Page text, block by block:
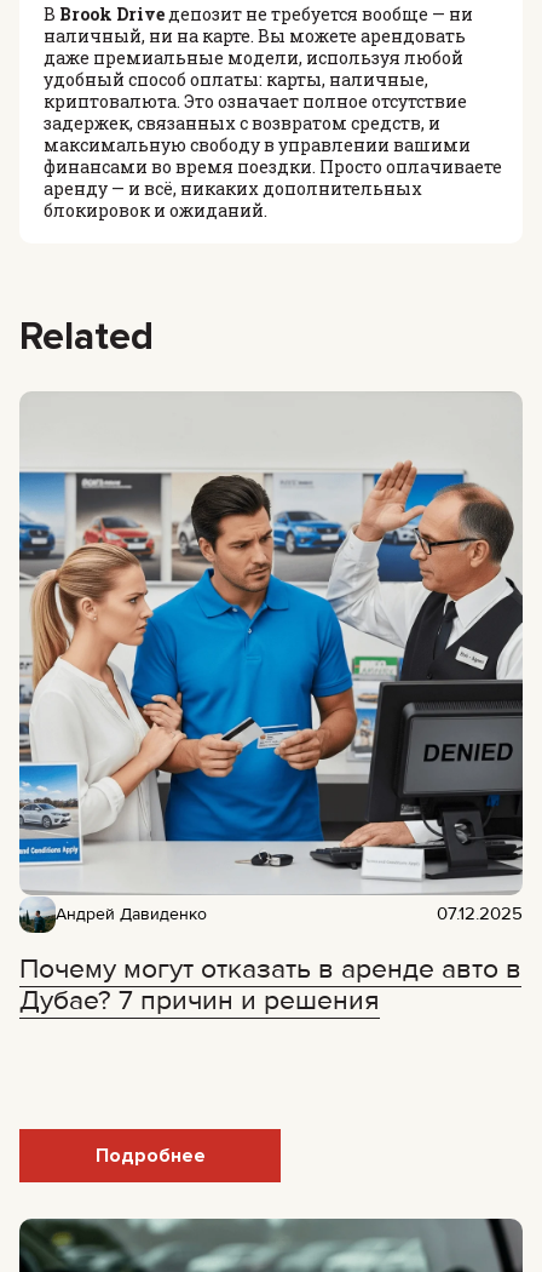
В Brook Driveдепозит не требуется вообще — ни
наличный, ни на карте. Вы можете арендовать
даже премиальные модели, используя любой
удобный способ оплаты: карты, наличные,
криптовалюта. Это означает полное отсутствие
задержек, связанных с возвратом средств, и
максимальную свободу в управлении вашими
финансами во время поездки. Просто оплачиваете
аренду — и всё, никаких дополнительных
блокировок и ожиданий.
Related
07.12.2025
Андрей Давиденко
Почему могут отказать в аренде авто в
Дубае? 7 причин и решения
Подробнее